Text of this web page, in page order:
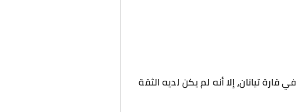
تيانان، إلا أنه لم يكن لديه الثقة